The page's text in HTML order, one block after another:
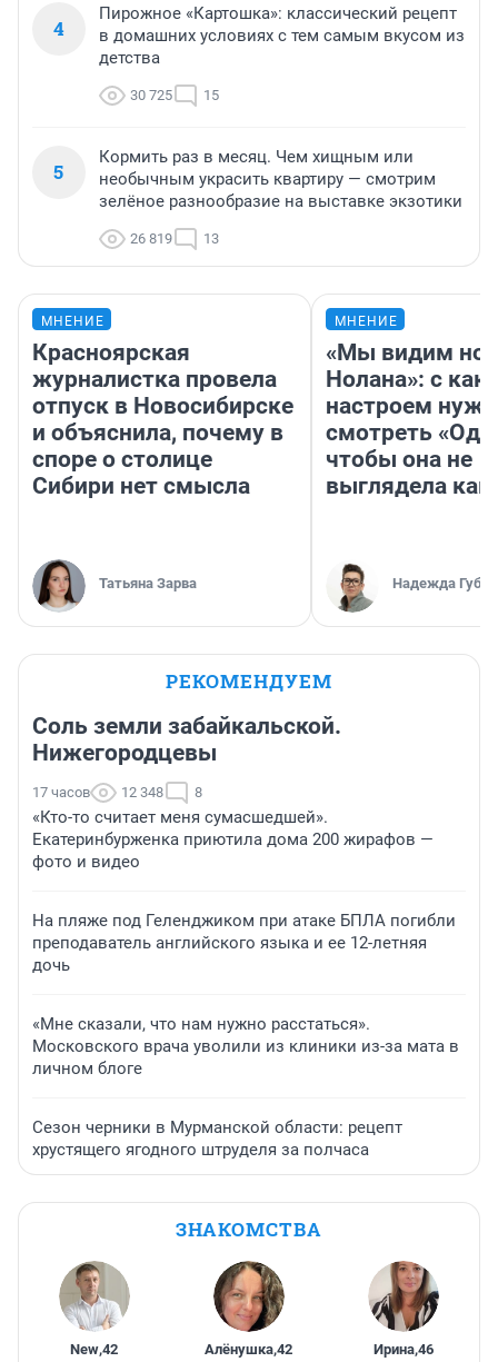
4
Пирожное «Картошка»: классический рецепт
в домашних условиях с тем самым вкусом из
детства
30 725 15
5
Кормить раз в месяц. Чем хищным или
необычным украсить квартиру — смотрим
зелёное разнообразие на выставке экзотики
26 819 13
МНЕНИЕ
Красноярская
журналистка провела
отпуск в Новосибирске
и объяснила, почему в
споре о столице
Сибири нет смысла
Татьяна Зарва
МНЕНИЕ
«Мы видим
Нолана»: с
настроем
смотреть
чтобы она не
выглядела как
Надежда
РЕКОМЕНДУЕМ
Соль земли забайкальской.
Нижегородцевы
17 часов 12 348 8
«Кто-то считает меня сумасшедшей».
Екатеринбурженка приютила дома 200 жирафов —
фото и видео
На пляже под Геленджиком при атаке БПЛА погибли
преподаватель английского языка и ее 12-летняя
дочь
«Мне сказали, что нам нужно расстаться».
Московского врача уволили из клиники из-за мата в
личном блоге
Сезон черники в Мурманской области: рецепт
хрустящего ягодного штруделя за полчаса
ЗНАКОМСТВА
New,42 Алёнушка,42 Ирина,46